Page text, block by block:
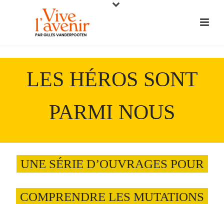
LES HÉROS SONT
PARMI NOUS
UNE SÉRIE D’OUVRAGES POUR
COMPRENDRE LES MUTATIONS